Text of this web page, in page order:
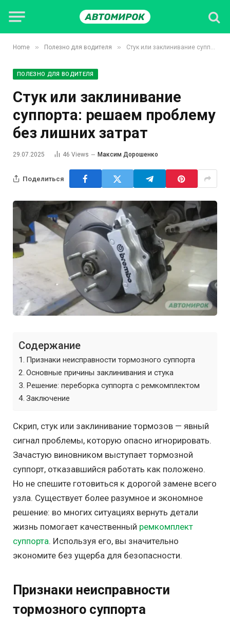
Home » Полезно для водителя » Стук или заклинивание суппорта: решаем проблему без лишних затрат
ПОЛЕЗНО ДЛЯ ВОДИТЕЛЯ
Стук или заклинивание
суппорта: решаем проблему
без лишних затрат
29.07.2025 46 Views Максим Дорошенко
Поделиться
Содержание
Признаки неисправности тормозного суппорта
Основные причины заклинивания и стука
Решение: переборка суппорта с ремкомплектом
Заключение
Скрип, стук или заклинивание тормозов — явный
сигнал проблемы, которую опасно игнорировать.
Зачастую виновником выступает тормозной
суппорт, отказавшийся работать как положено.
Но не спешите готовиться к дорогой замене всего
узла. Существует более разумное и экономное
решение: во многих ситуациях вернуть детали
жизнь помогает качественный ремкомплект
суппорта. Используя его, вы значительно
экономите без ущерба для безопасности.
Признаки неисправности
тормозного суппорта